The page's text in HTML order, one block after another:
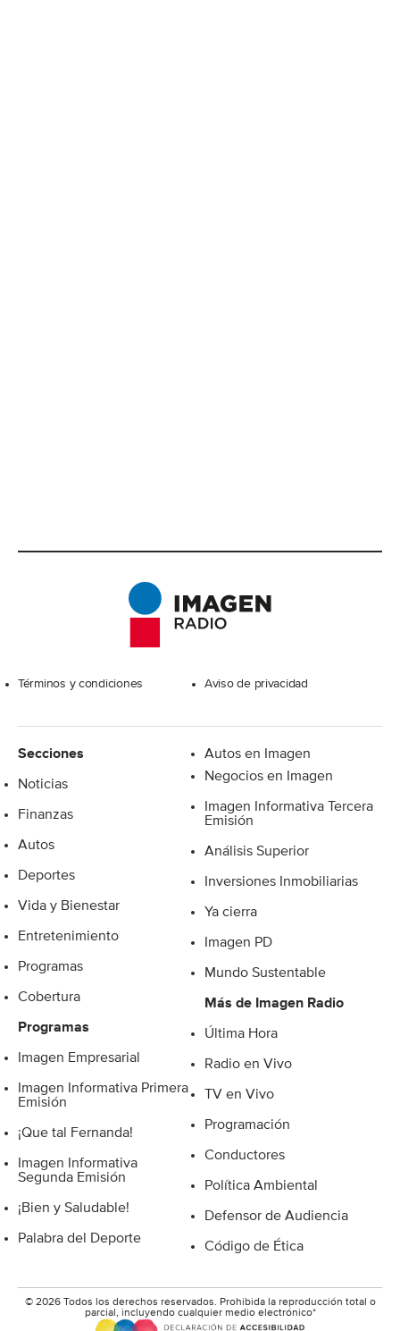
Términos y condiciones Aviso de privacidad
Secciones
Noticias
Finanzas
Autos
Deportes
Vida y Bienestar
Entretenimiento
Programas
Cobertura
Programas
Imagen Empresarial
Imagen Informativa Primera
Emisión
¡Que tal Fernanda!
Imagen Informativa
Segunda Emisión
¡Bien y Saludable!
Palabra del Deporte
Autos en Imagen
Negocios en Imagen
Imagen Informativa Tercera
Emisión
Análisis Superior
Inversiones Inmobiliarias
Ya cierra
Imagen PD
Mundo Sustentable
Más de Imagen Radio
Última Hora
Radio en Vivo
TV en Vivo
Programación
Conductores
Política Ambiental
Defensor de Audiencia
Código de Ética
© 2026 Todos los derechos reservados. Prohibida la reproducción total o
parcial, incluyendo cualquier medio electrónico*